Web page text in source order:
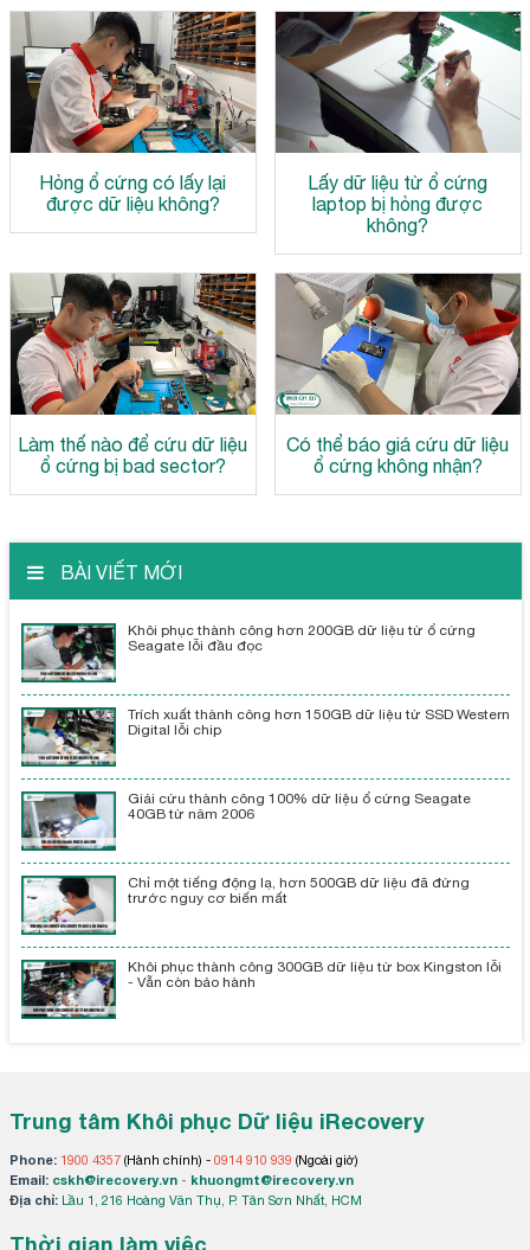
Hỏng ổ cứng có lấy lại
được dữ liệu không?
Lấy dữ liệu từ ổ cứng
laptop bị hỏng được
không?
Làm thế nào để cứu dữ liệu
ổ cứng bị bad sector?
Có thể báo giá cứu dữ liệu
ổ cứng không nhận?
BÀI VIẾT MỚI
Khôi phục thành công hơn 200GB dữ liệu từ ổ cứng
Seagate lỗi đầu đọc
Trích xuất thành công hơn 150GB dữ liệu từ SSD Western
Digital lỗi chip
Giải cứu thành công 100% dữ liệu ổ cứng Seagate
40GB từ năm 2006
Chỉ một tiếng động lạ, hơn 500GB dữ liệu đã đứng
trước nguy cơ biến mất
Khôi phục thành công 300GB dữ liệu từ box Kingston lỗi
- Vẫn còn bảo hành
Trung tâm Khôi phục Dữ liệu iRecovery
Phone: 1900 4357(Hành chính) - 0914 910 939 (Ngoài giờ)
Email: cskh@irecovery.vn- khuongmt@irecovery.vn
Địa chỉ: Lầu 1, 216 Hoàng Văn Thụ, P. Tân Sơn Nhất, HCM
Thời gian làm việc